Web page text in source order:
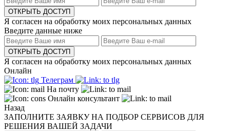
ОТКРЫТЬ ДОСТУП
Я согласен на обработку моих персональных данных
Введите данные ниже
ОТКРЫТЬ ДОСТУП
Я согласен на обработку моих персональных данных
Онлайн
Телеграм
На почту
Онлайн консультант
Назад
ЗАПОЛНИТЕ ЗАЯВКУ НА ПОДБОР СЕРВИСОВ ДЛЯ
РЕШЕНИЯ ВАШЕЙ ЗАДАЧИ